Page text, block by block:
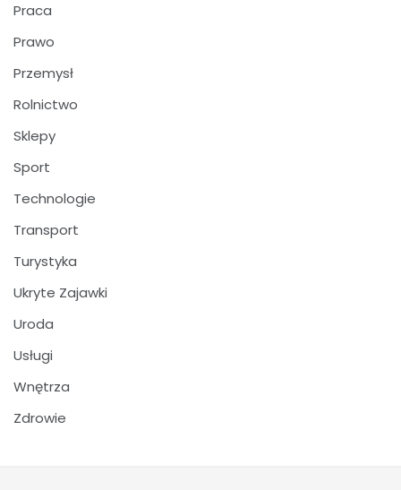
Praca
Prawo
Przemysł
Rolnictwo
Sklepy
Sport
Technologie
Transport
Turystyka
Ukryte Zajawki
Uroda
Usługi
Wnętrza
Zdrowie